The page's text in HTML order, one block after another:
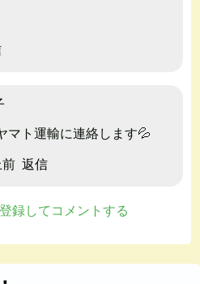
マト運輸に連絡します💦
前 返信
録してコメントする